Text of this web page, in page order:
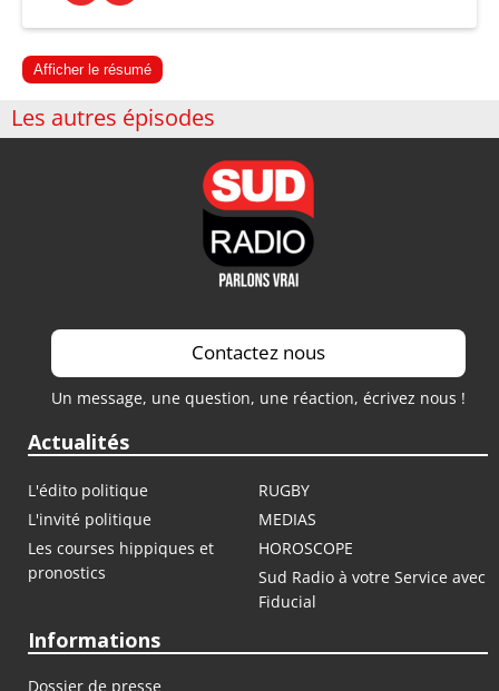
Afficher le résumé
Les autres épisodes
Contactez nous
Un message, une question, une réaction, écrivez nous !
Actualités
L'édito politique
RUGBY
L'invité politique
MEDIAS
Les courses hippiques et
pronostics
HOROSCOPE
Sud Radio à votre Service avec
Fiducial
Informations
Dossier de presse